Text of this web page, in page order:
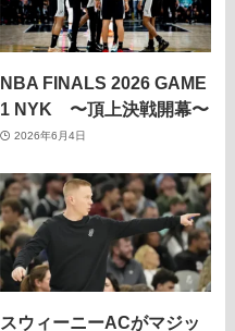
NBA FINALS 2026 GAME
1 NYK 〜頂上決戦開幕〜
2026年6月4日
スウィーニーACがマジッ